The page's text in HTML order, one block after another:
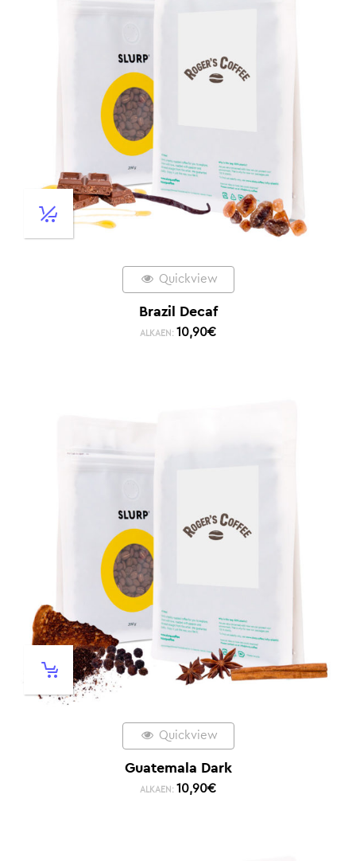
Quickview
Brazil Decaf
ALKAEN: 10,90€
Quickview
Guatemala Dark
ALKAEN: 10,90€